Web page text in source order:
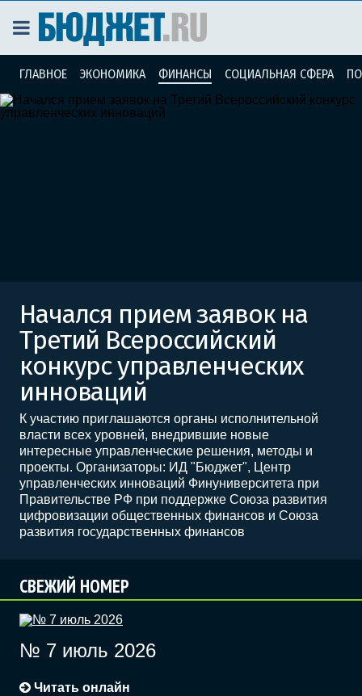
ГЛАВНОЕ ЭКОНОМИКА ФИНАНСЫ СОЦИАЛЬНАЯ СФЕРА
Начался прием заявок на
Третий Всероссийский
конкурс управленческих
инноваций
К участию приглашаются органы исполнительной
власти всех уровней, внедрившие новые
интересные управленческие решения, методы и
проекты. Организаторы: ИД "Бюджет", Центр
управленческих инноваций Финуниверситета при
Правительстве РФ при поддержке Союза развития
цифровизации общественных финансов и Союза
развития государственных финансов
СВЕЖИЙ НОМЕР
№ 7 июль 2026
Читать онлайн